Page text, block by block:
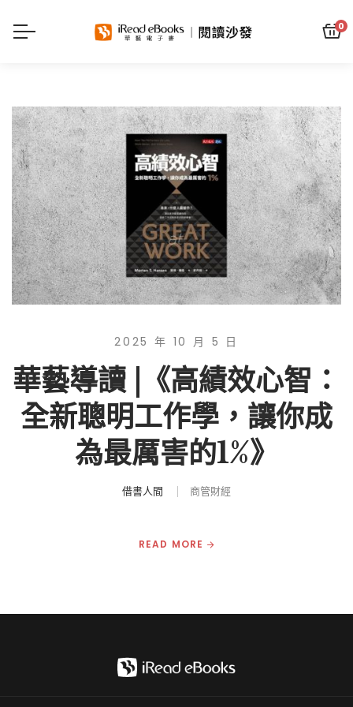
0
2025 年 10 月 5 日
華藝導讀 |《高績效心智：
全新聰明工作學，讓你成
為最厲害的1%》
借書人間 商管財經
READ MORE